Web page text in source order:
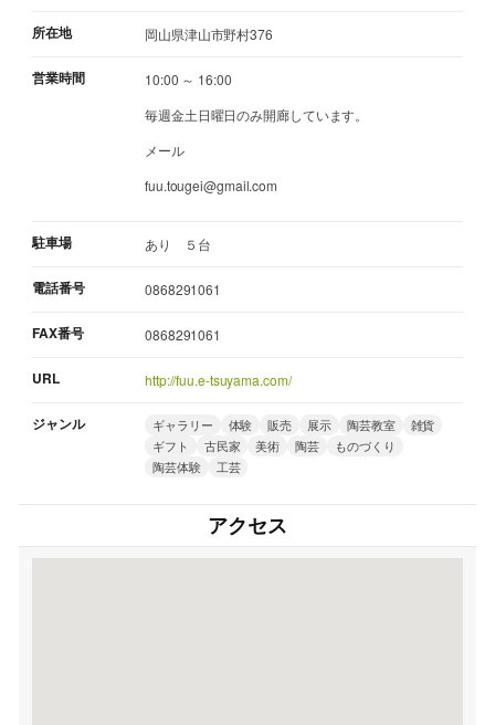
所在地 岡山県津山市野村376
営業時間
10:00 ～ 16:00
毎週金土日曜日のみ開廊しています。
メール
fuu.tougei@gmail.com
駐車場 あり ５台
電話番号 0868291061
FAX番号 0868291061
URL http://fuu.e-tsuyama.com/
ジャンル ギャラリー 体験 販売 展示 陶芸教室
雑貨
ギフト
古民家 美術 陶芸
ものづくり
陶芸体験
工芸
アクセス